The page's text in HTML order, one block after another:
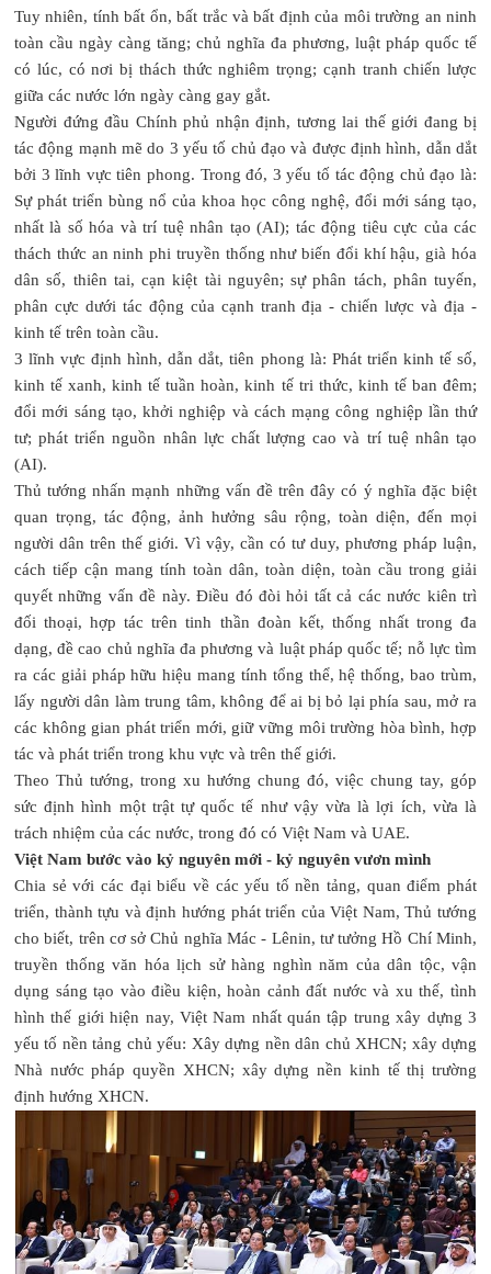
Tuy nhiên, tính bất ổn, bất trắc và bất định của môi trường an ninh
toàn cầu ngày càng tăng; chủ nghĩa đa phương, luật pháp quốc tế
có lúc, có nơi bị thách thức nghiêm trọng; cạnh tranh chiến lược
giữa các nước lớn ngày càng gay gắt.
Người đứng đầu Chính phủ nhận định, tương lai thế giới đang bị
tác động mạnh mẽ do 3 yếu tố chủ đạo và được định hình, dẫn dắt
bởi 3 lĩnh vực tiên phong. Trong đó, 3 yếu tố tác động chủ đạo là:
Sự phát triển bùng nổ của khoa học công nghệ, đổi mới sáng tạo,
nhất là số hóa và trí tuệ nhân tạo (AI); tác động tiêu cực của các
thách thức an ninh phi truyền thống như biến đổi khí hậu, già hóa
dân số, thiên tai, cạn kiệt tài nguyên; sự phân tách, phân tuyến,
phân cực dưới tác động của cạnh tranh địa - chiến lược và địa -
kinh tế trên toàn cầu.
3 lĩnh vực định hình, dẫn dắt, tiên phong là: Phát triển kinh tế số,
kinh tế xanh, kinh tế tuần hoàn, kinh tế tri thức, kinh tế ban đêm;
đổi mới sáng tạo, khởi nghiệp và cách mạng công nghiệp lần thứ
tư; phát triển nguồn nhân lực chất lượng cao và trí tuệ nhân tạo
(AI).
Thủ tướng nhấn mạnh những vấn đề trên đây có ý nghĩa đặc biệt
quan trọng, tác động, ảnh hưởng sâu rộng, toàn diện, đến mọi
người dân trên thế giới. Vì vậy, cần có tư duy, phương pháp luận,
cách tiếp cận mang tính toàn dân, toàn diện, toàn cầu trong giải
quyết những vấn đề này. Điều đó đòi hỏi tất cả các nước kiên trì
đối thoại, hợp tác trên tinh thần đoàn kết, thống nhất trong đa
dạng, đề cao chủ nghĩa đa phương và luật pháp quốc tế; nỗ lực tìm
ra các giải pháp hữu hiệu mang tính tổng thể, hệ thống, bao trùm,
lấy người dân làm trung tâm, không để ai bị bỏ lại phía sau, mở ra
các không gian phát triển mới, giữ vững môi trường hòa bình, hợp
tác và phát triển trong khu vực và trên thế giới.
Theo Thủ tướng, trong xu hướng chung đó, việc chung tay, góp
sức định hình một trật tự quốc tế như vậy vừa là lợi ích, vừa là
trách nhiệm của các nước, trong đó có Việt Nam và UAE.
Việt Nam bước vào kỷ nguyên mới - kỷ nguyên vươn mình
Chia sẻ với các đại biểu về các yếu tố nền tảng, quan điểm phát
triển, thành tựu và định hướng phát triển của Việt Nam, Thủ tướng
cho biết, trên cơ sở Chủ nghĩa Mác - Lênin, tư tưởng Hồ Chí Minh,
truyền thống văn hóa lịch sử hàng nghìn năm của dân tộc, vận
dụng sáng tạo vào điều kiện, hoàn cảnh đất nước và xu thế, tình
hình thế giới hiện nay, Việt Nam nhất quán tập trung xây dựng 3
yếu tố nền tảng chủ yếu: Xây dựng nền dân chủ XHCN; xây dựng
Nhà nước pháp quyền XHCN; xây dựng nền kinh tế thị trường
định hướng XHCN.